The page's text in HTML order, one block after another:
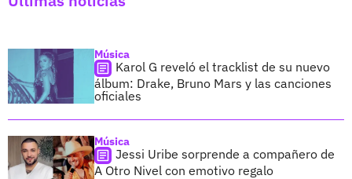
Música
Karol G reveló el tracklist de su nuevo
álbum: Drake, Bruno Mars y las canciones
oficiales
Música
Jessi Uribe sorprende a compañero de
A Otro Nivel con emotivo regalo